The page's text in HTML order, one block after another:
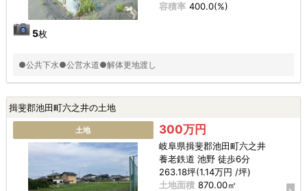
5枚
容積率 400.0(%)
●公共下水●公営水道●解体更地渡し
揖斐郡池田町六之井の土地
土地 300万円
岐阜県揖斐郡池田町六之井
養老鉄道 池野 徒歩6分
263.18坪(1.14万円 /坪)
土地面積 870.00㎡